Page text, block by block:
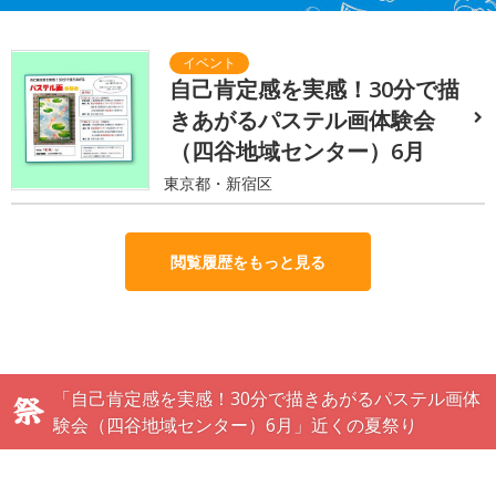
自己肯定感を実感！30分で描
きあがるパステル画体験会
（四谷地域センター）6月
東京都・新宿区
閲覧履歴をもっと見る
「自己肯定感を実感！30分で描きあがるパステル画体
験会（四谷地域センター）6月」近くの夏祭り